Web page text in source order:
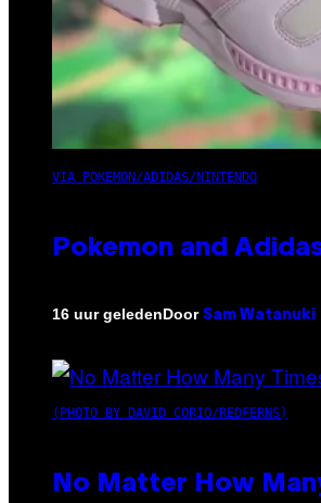
VIA POKEMON/ADIDAS/NINTENDO
Pokemon and
16 uur geledenDoor Sam Watanuki
(PHOTO BY DAVID CORIO/REDFERNS)
No Matter How